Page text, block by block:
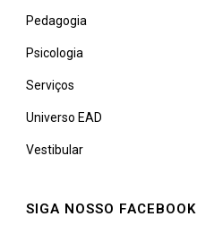
Pedagogia
Psicologia
Serviços
Universo EAD
Vestibular
SIGA NOSSO FACEBOOK